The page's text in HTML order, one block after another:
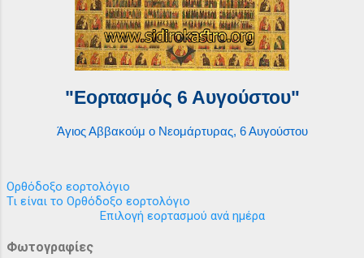
"Εορτασμός 6 Αυγούστου"
Άγιος Αββακούμ ο Νεομάρτυρας, 6 Αυγούστου
Ορθόδοξο εορτολόγιο
Τι είναι το Ορθόδοξο εορτολόγιο
Επιλογή εορτασμού ανά ημέρα
Φωτογραφίες